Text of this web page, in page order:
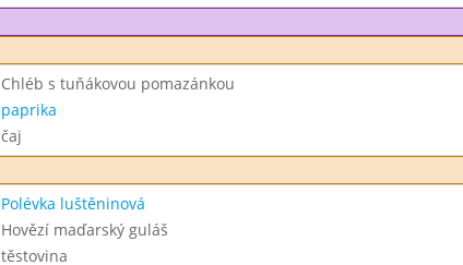
Chléb s tuňákovou pomazánkou
paprika
čaj
Polévka luštěninová
Hovězí maďarský guláš
těstovina